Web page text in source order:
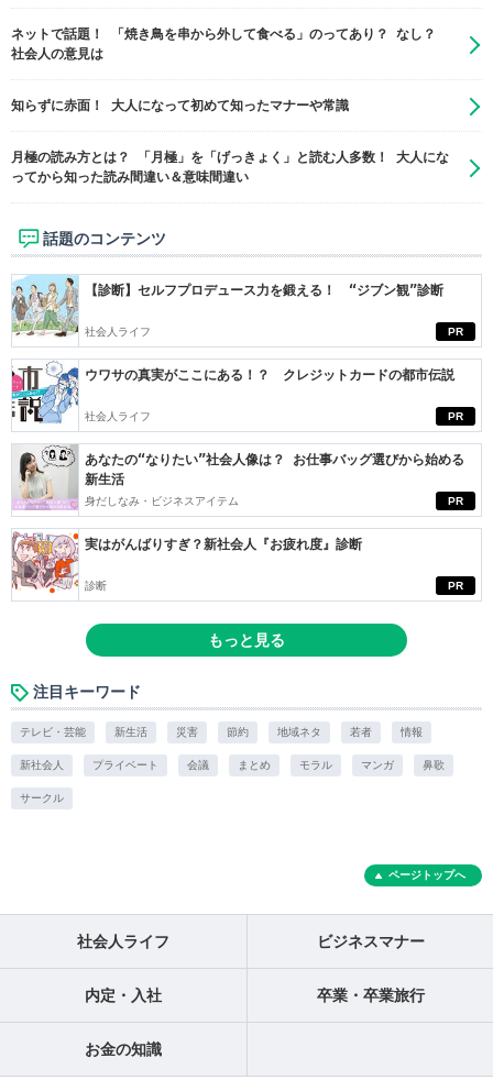
ネットで話題！ 「焼き鳥を串から外して食べる」のってあり？ なし？
社会人の意見は
知らずに赤面！ 大人になって初めて知ったマナーや常識
月極の読み方とは？ 「月極」を「げっきょく」と読む人多数！ 大人にな
ってから知った読み間違い＆意味間違い
話題のコンテンツ
PR
【診断】セルフプロデュース力を鍛える！ “ジブン観”診断
社会人ライフ
PR
ウワサの真実がここにある！？ クレジットカードの都市伝説
社会人ライフ
PR
あなたの“なりたい”社会人像は？ お仕事バッグ選びから始める
新生活
身だしなみ・ビジネスアイテム
PR
実はがんばりすぎ？新社会人『お疲れ度』診断
診断
もっと見る
注目キーワード
テレビ・芸能 新生活 災害 節約 地域ネタ 若者 情報
新社会人 プライベート 会議 まとめ モラル マンガ 鼻歌
サークル
ページトップへ
社会人ライフ ビジネスマナー
内定・入社 卒業・卒業旅行
お金の知識